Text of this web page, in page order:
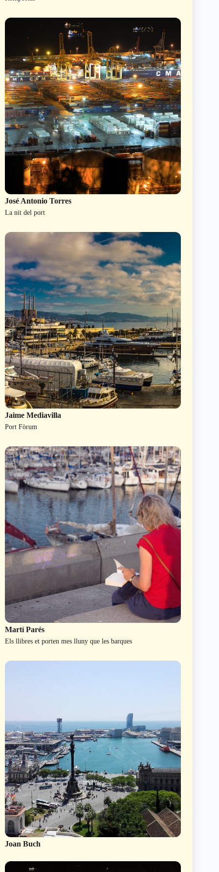
José Antonio Torres
La nit del port
Jaime Mediavilla
Port Fòrum
Martí Parés
Els llibres et porten mes lluny que les barques
Joan Buch